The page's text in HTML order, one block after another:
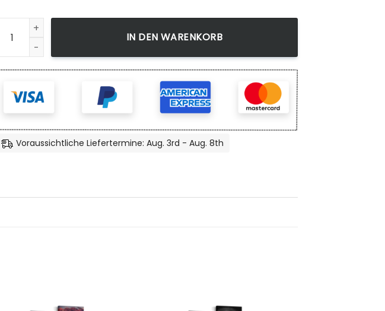
Leinwandbild Ungedeckte Gerechtigkeit Menge
IN DEN WARENKORB
Voraussichtliche Liefertermine: Aug. 3rd - Aug. 8th